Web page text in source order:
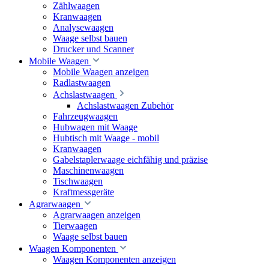
Zählwaagen
Kranwaagen
Analysewaagen
Waage selbst bauen
Drucker und Scanner
Mobile Waagen
Mobile Waagen anzeigen
Radlastwaagen
Achslastwaagen
Achslastwaagen Zubehör
Fahrzeugwaagen
Hubwagen mit Waage
Hubtisch mit Waage - mobil
Kranwaagen
Gabelstaplerwaage eichfähig und präzise
Maschinenwaagen
Tischwaagen
Kraftmessgeräte
Agrarwaagen
Agrarwaagen anzeigen
Tierwaagen
Waage selbst bauen
Waagen Komponenten
Waagen Komponenten anzeigen